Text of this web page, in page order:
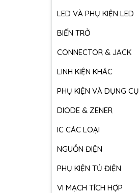
LED VÀ PHỤ KIỆN LED
BIẾN TRỞ
CONNECTOR & JACK
LINH KIỆN KHÁC
PHỤ KIỆN VÀ DỤNG CỤ
DIODE & ZENER
IC CÁC LOẠI
NGUỒN ĐIỆN
PHỤ KIỆN TỦ ĐIỆN
VI MẠCH TÍCH HỢP